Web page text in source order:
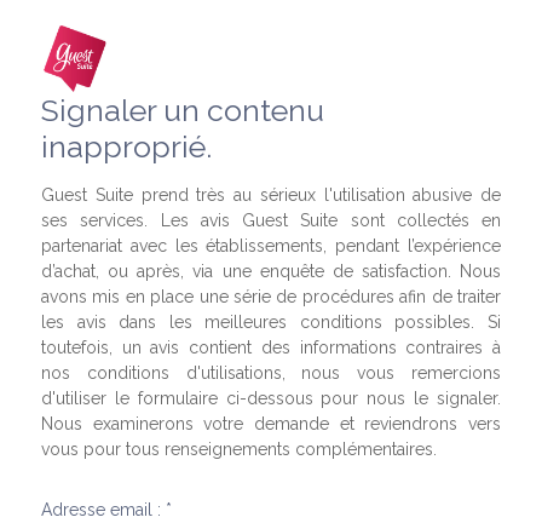
Signaler un contenu
inapproprié.
Guest Suite prend très au sérieux l'utilisation abusive de
ses services. Les avis Guest Suite sont collectés en
partenariat avec les établissements, pendant l’expérience
d’achat, ou après, via une enquête de satisfaction. Nous
avons mis en place une série de procédures afin de traiter
les avis dans les meilleures conditions possibles. Si
toutefois, un avis contient des informations contraires à
nos conditions d'utilisations, nous vous remercions
d'utiliser le formulaire ci-dessous pour nous le signaler.
Nous examinerons votre demande et reviendrons vers
vous pour tous renseignements complémentaires.
Adresse email : *